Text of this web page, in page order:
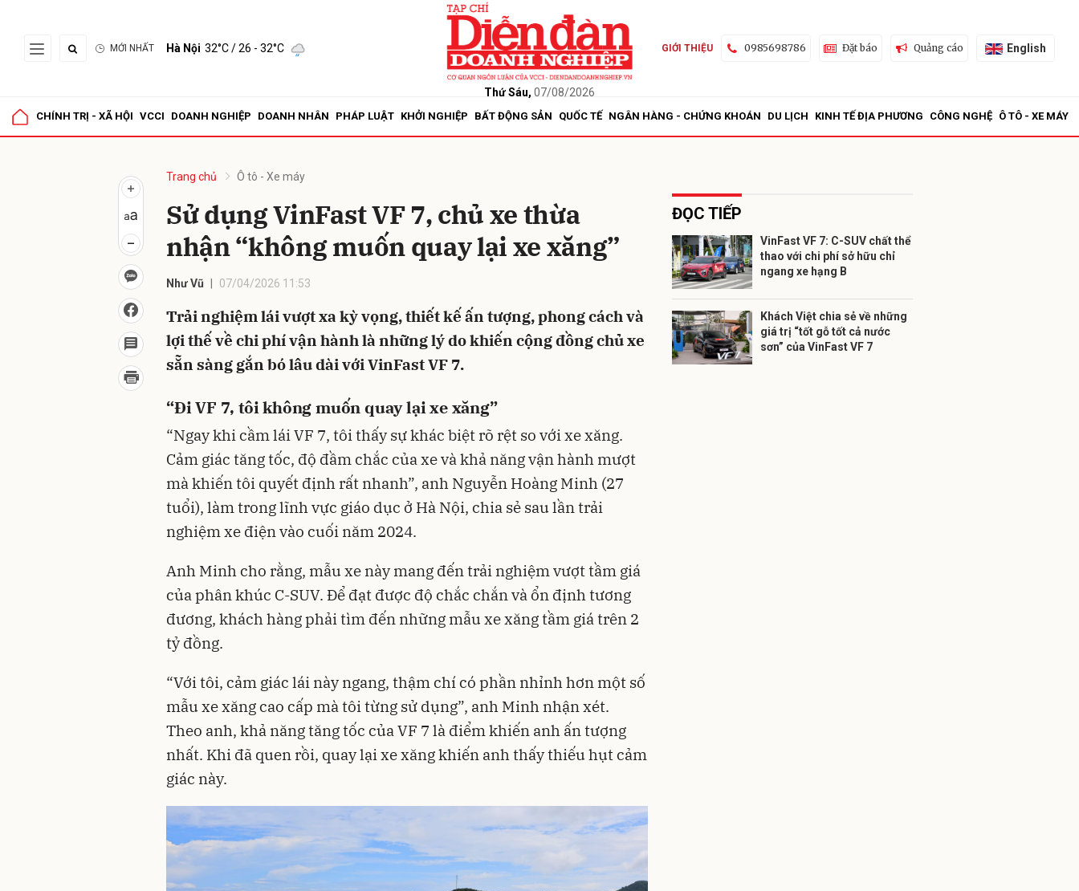
MỚI NHẤT Hà Nội 32°C/ 26 - 32°C
Thứ Sáu, 07/08/2026
GIỚI THIỆU 0985698786 Đặt báo Quảng cáo English
CHÍNH TRỊ - XÃ HỘI VCCI DOANH NGHIỆP DOANH NHÂN PHÁP LUẬT KHỞI NGHIỆP BẤT ĐỘNG SẢN QUỐC TẾ NGÂN HÀNG - CHỨNG KHOÁN DU LỊCH KINH TẾ ĐỊA PHƯƠNG CÔNG NGHỆ Ô TÔ - XE MÁY
Trang chủ Ô tô - Xe máy
Sử dụng VinFast VF 7, chủ xe thừa
nhận “không muốn quay lại xe xăng”
Như Vũ 07/04/2026 11:53
Trải nghiệm lái vượt xa kỳ vọng, thiết kế ấn tượng, phong cách và
lợi thế về chi phí vận hành là những lý do khiến cộng đồng chủ xe
sẵn sàng gắn bó lâu dài với VinFast VF 7.
“Đi VF 7, tôi không muốn quay lại xe xăng”
“Ngay khi cầm lái VF 7, tôi thấy sự khác biệt rõ rệt so với xe xăng.
Cảm giác tăng tốc, độ đầm chắc của xe và khả năng vận hành mượt
mà khiến tôi quyết định rất nhanh”, anh Nguyễn Hoàng Minh (27
tuổi), làm trong lĩnh vực giáo dục ở Hà Nội, chia sẻ sau lần trải
nghiệm xe điện vào cuối năm 2024.
Anh Minh cho rằng, mẫu xe này mang đến trải nghiệm vượt tầm giá
của phân khúc C-SUV. Để đạt được độ chắc chắn và ổn định tương
đương, khách hàng phải tìm đến những mẫu xe xăng tầm giá trên 2
tỷ đồng.
“Với tôi, cảm giác lái này ngang, thậm chí có phần nhỉnh hơn một số
mẫu xe xăng cao cấp mà tôi từng sử dụng”, anh Minh nhận xét.
Theo anh, khả năng tăng tốc của VF 7 là điểm khiến anh ấn tượng
nhất. Khi đã quen rồi, quay lại xe xăng khiến anh thấy thiếu hụt cảm
giác này.
ĐỌC TIẾP
VinFast VF 7: C-SUV chất thể
thao với chi phí sở hữu chỉ
ngang xe hạng B
Khách Việt chia sẻ về những
giá trị “tốt gỗ tốt cả nước
sơn” của VinFast VF 7
Gửi